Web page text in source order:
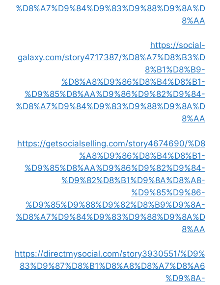
%D8%A7%D9%84%D9%83%D9%88%D9%8A%D
8%AA
https://social-
galaxy.com/story4717387/%D8%A7%D8%B3%D
8%B1%D8%B9-
%D8%A8%D9%86%D8%B4%D8%B1-
%D9%85%D8%AA%D9%86%D9%82%D9%84-
%D8%A7%D9%84%D9%83%D9%88%D9%8A%D
8%AA
https://getsocialselling.com/story4674690/%D8
%A8%D9%86%D8%B4%D8%B1-
%D9%85%D8%AA%D9%86%D9%82%D9%84-
%D9%82%D8%B1%D9%8A%D8%A8-
%D9%85%D9%86-
%D9%85%D9%88%D9%82%D8%B9%D9%8A-
%D8%A7%D9%84%D9%83%D9%88%D9%8A%D
8%AA
https://directmysocial.com/story3930551/%D9%
83%D9%87%D8%B1%D8%A8%D8%A7%D8%A6
%D9%8A-